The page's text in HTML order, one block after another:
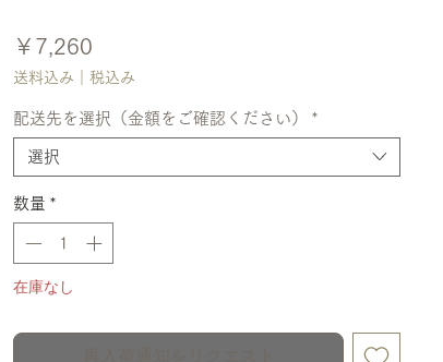
￥7,260
格
送料込み｜税込み
配送先を選択（金額をご確認ください） *
選択
数量 *
在庫なし